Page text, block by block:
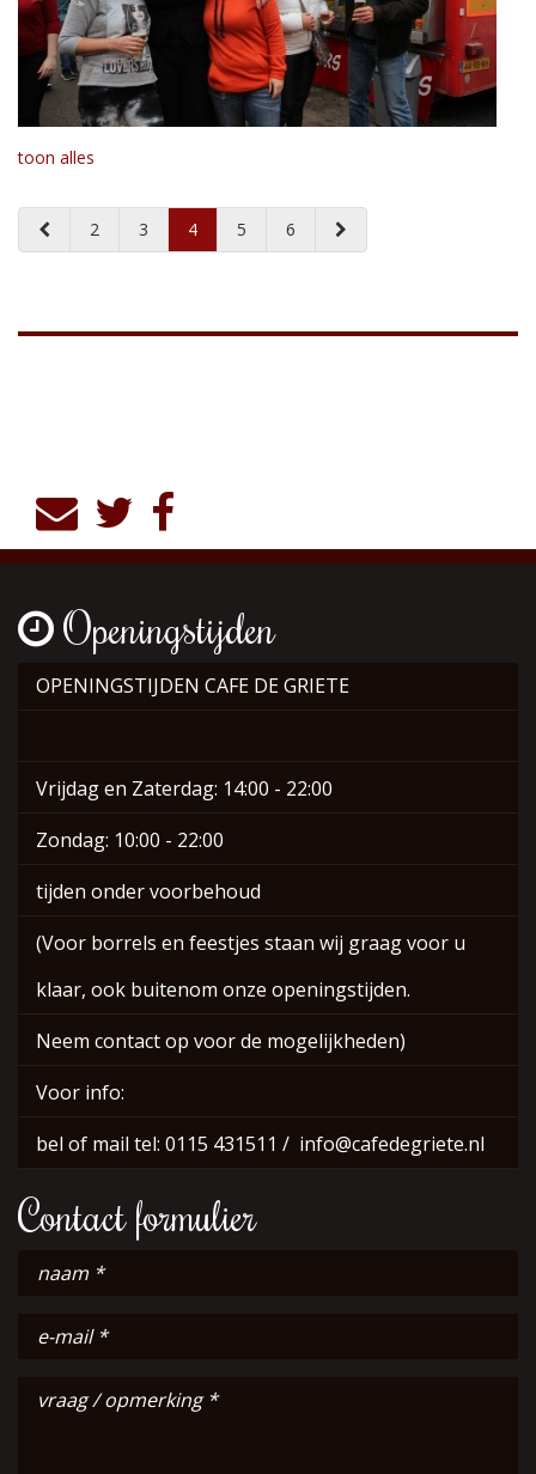
toon alles
2 3 4 5 6
Openingstijden
OPENINGSTIJDEN CAFE DE GRIETE
Vrijdag en Zaterdag: 14:00 - 22:00
Zondag: 10:00 - 22:00
tijden onder voorbehoud
(Voor borrels en feestjes staan wij graag voor u
klaar, ook buitenom onze openingstijden.
Neem contact op voor de mogelijkheden)
Voor info:
bel of mail tel: 0115 431511 / info@cafedegriete.nl
Contact formulier